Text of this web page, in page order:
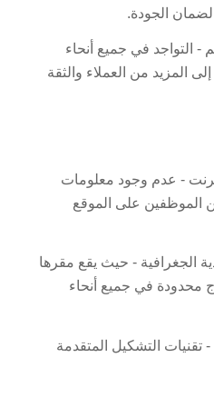
- التواجد في جميع أنحاء
المزيد من العملاء والثقة
- عدم وجود معلومات
الموظفين على الموقع
الجغرافية - حيث يقع مقرها
محدودة في جميع أنحاء
تقنيات التشكيل المتقدمة